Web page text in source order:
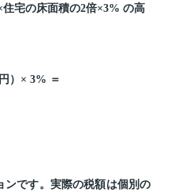
宅の床面積の2倍×3% の高
）× 3% ＝
です。実際の税額は個別の